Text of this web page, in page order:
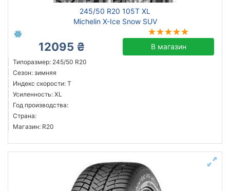
245/50 R20 105T XL
Michelin X-Ice Snow SUV
12095 ₴ В магазин
Типоразмер: 245/50 R20
Сезон: зимняя
Индекс скорости: T
Усиленность: XL
Год производства:
Страна:
Магазин: R20